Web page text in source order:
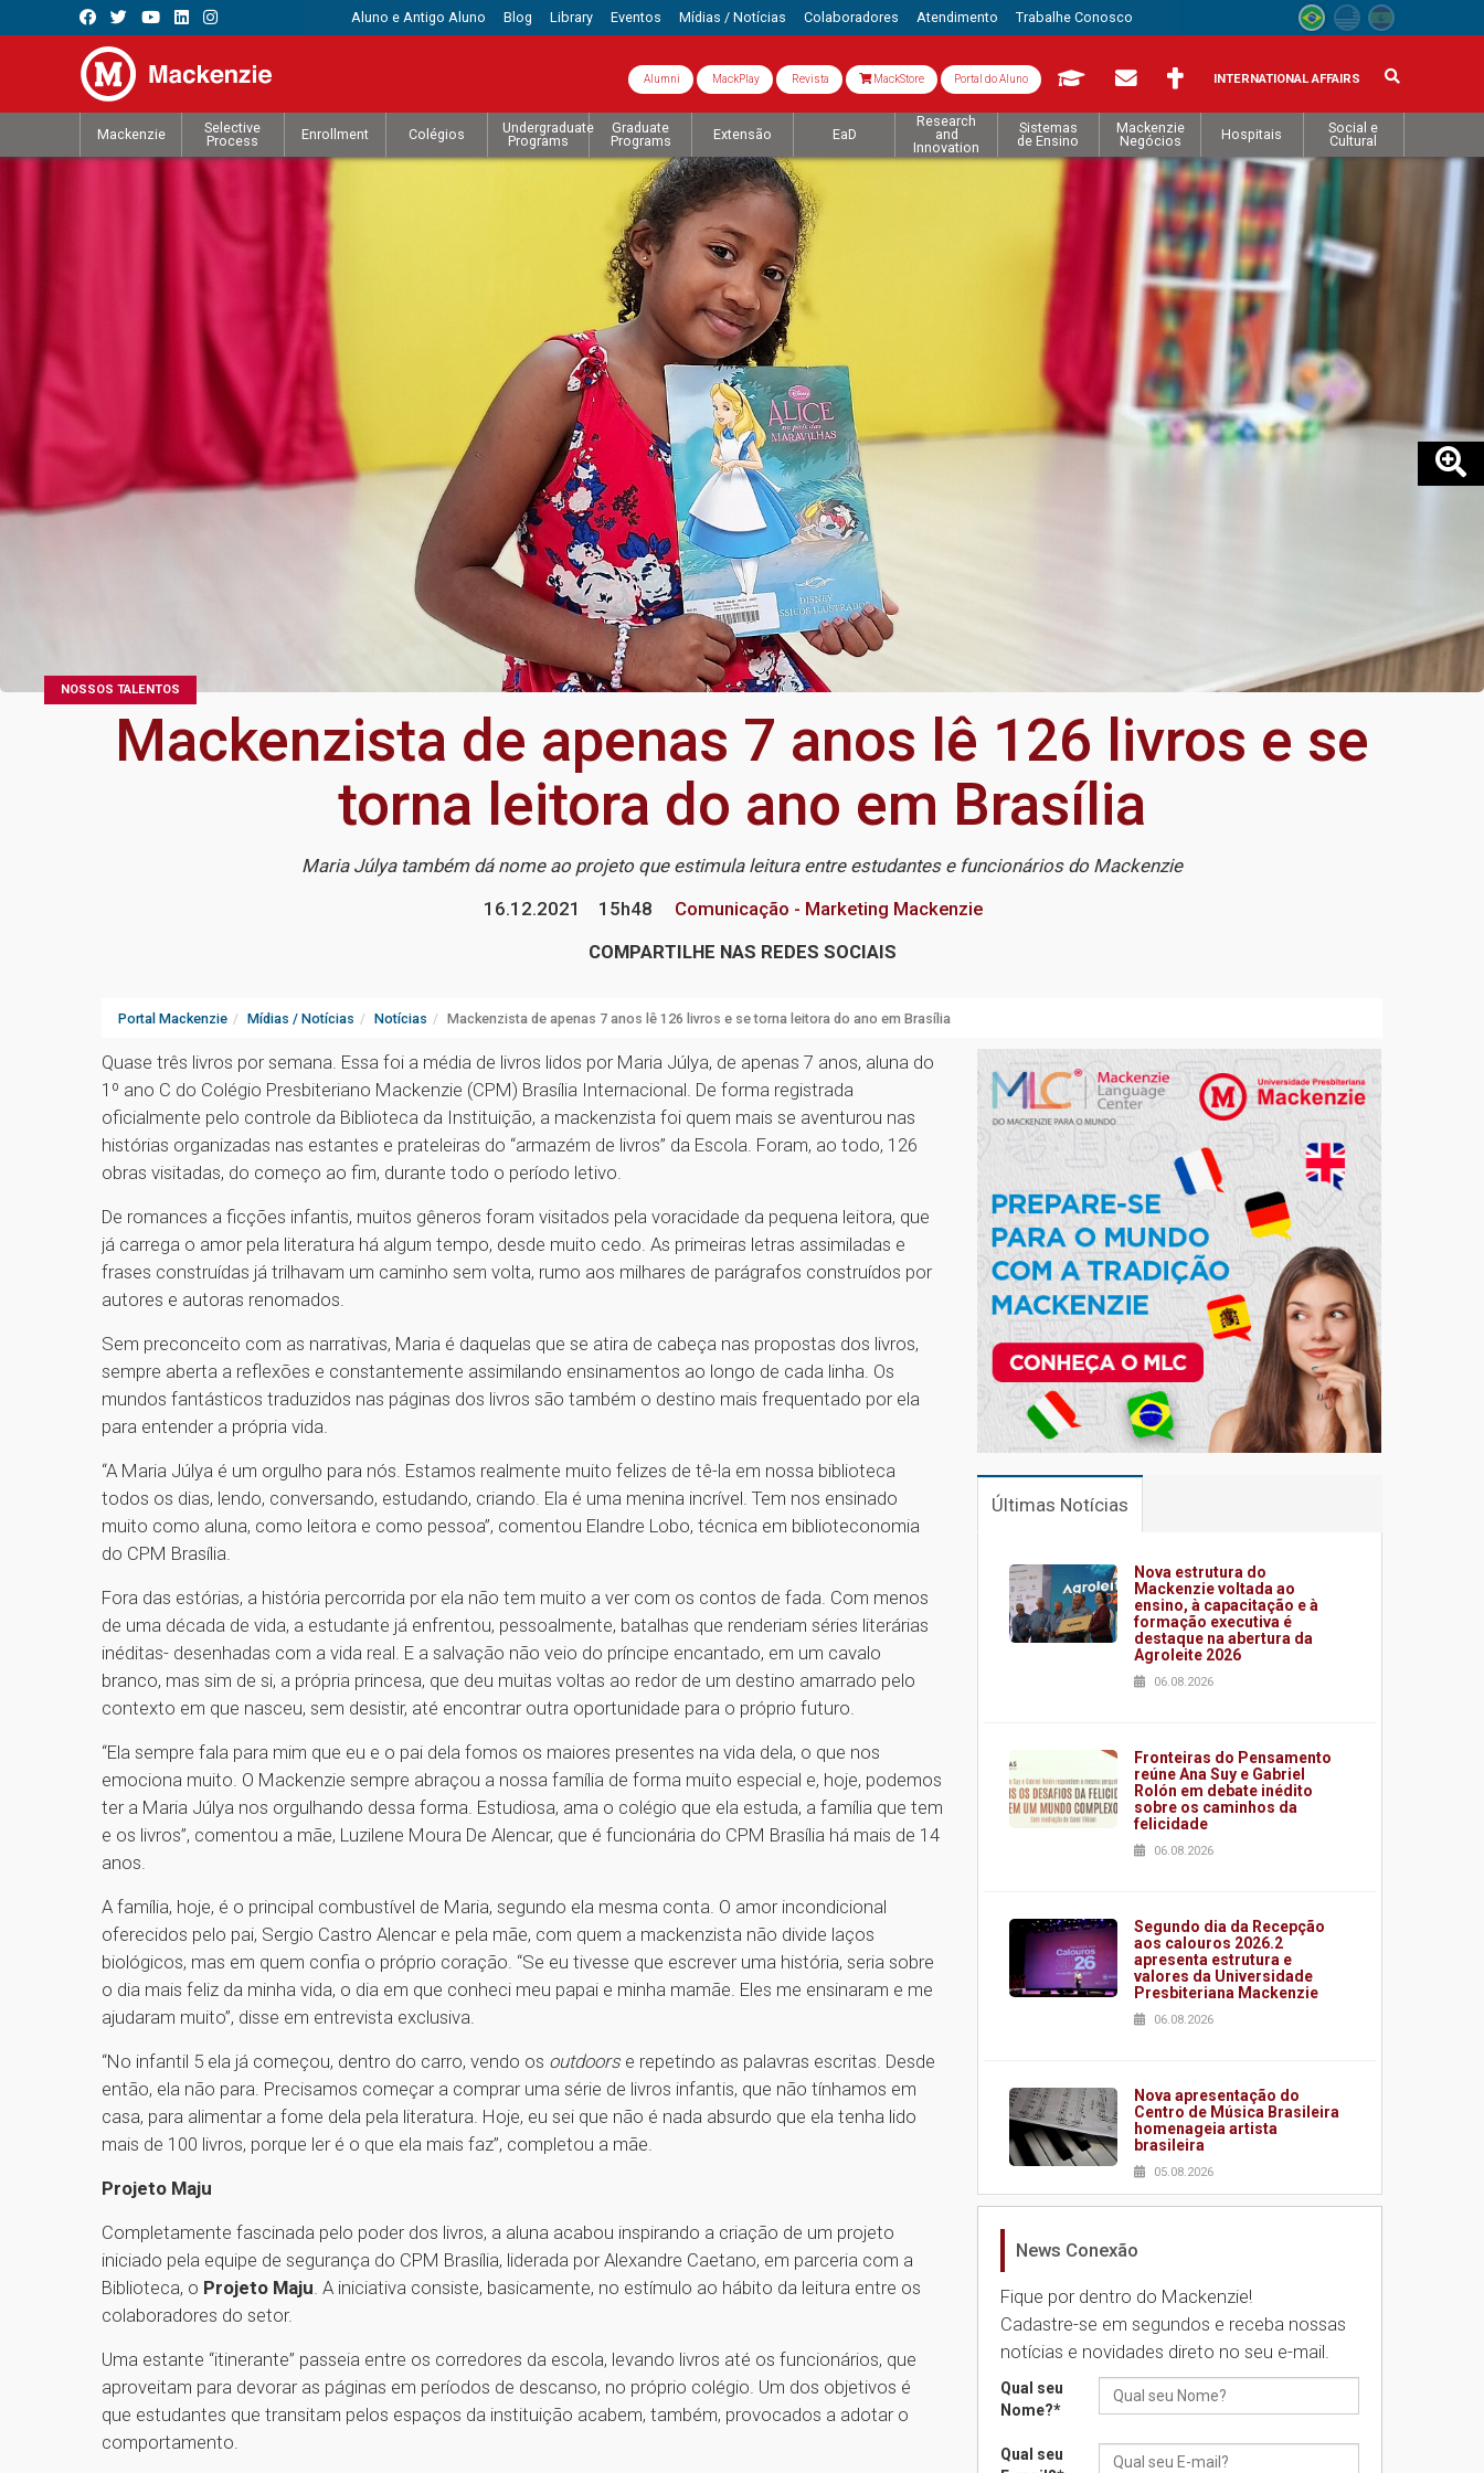
Aluno e Antigo Aluno Blog Library Eventos Mídias / Notícias Colaboradores Atendimento Trabalhe Conosco
Alumni MackPlay Revista MackStore Portal do Aluno INTERNATIONAL AFFAIRS
Mackenzie
Selective
Process
Enrollment Colégios
Undergraduate
Programs
Graduate
Programs
Extensão EaD
Research
and
Innovation
Sistemas
de Ensino
Mackenzie
Negócios
Hospitais
Social e
Cultural
NOSSOS TALENTOS
Mackenzista de apenas 7 anos lê 126 livros e se
torna leitora do ano em Brasília
Maria Júlya também dá nome ao projeto que estimula leitura entre estudantes e funcionários do Mackenzie
16.12.2021
15h48
Comunicação - Marketing Mackenzie
COMPARTILHE NAS REDES SOCIAIS
Portal Mackenzie Mídias / Notícias Notícias Mackenzista de apenas 7 anos lê 126 livros e se torna leitora do ano em Brasília
Quase três livros por semana. Essa foi a média de livros lidos por Maria Júlya, de apenas 7 anos, aluna do
1º ano C do Colégio Presbiteriano Mackenzie (CPM) Brasília Internacional. De forma registrada
oficialmente pelo controle da Biblioteca da Instituição, a mackenzista foi quem mais se aventurou nas
histórias organizadas nas estantes e prateleiras do “armazém de livros” da Escola. Foram, ao todo, 126
obras visitadas, do começo ao fim, durante todo o período letivo.
De romances a ficções infantis, muitos gêneros foram visitados pela voracidade da pequena leitora, que
já carrega o amor pela literatura há algum tempo, desde muito cedo. As primeiras letras assimiladas e
frases construídas já trilhavam um caminho sem volta, rumo aos milhares de parágrafos construídos por
autores e autoras renomados.
Sem preconceito com as narrativas, Maria é daquelas que se atira de cabeça nas propostas dos livros,
sempre aberta a reflexões e constantemente assimilando ensinamentos ao longo de cada linha. Os
mundos fantásticos traduzidos nas páginas dos livros são também o destino mais frequentado por ela
para entender a própria vida.
“A Maria Júlya é um orgulho para nós. Estamos realmente muito felizes de tê-la em nossa biblioteca
todos os dias, lendo, conversando, estudando, criando. Ela é uma menina incrível. Tem nos ensinado
muito como aluna, como leitora e como pessoa”, comentou Elandre Lobo, técnica em biblioteconomia
do CPM Brasília.
Fora das estórias, a história percorrida por ela não tem muito a ver com os contos de fada. Com menos
de uma década de vida, a estudante já enfrentou, pessoalmente, batalhas que renderiam séries literárias
inéditas- desenhadas com a vida real. E a salvação não veio do príncipe encantado, em um cavalo
branco, mas sim de si, a própria princesa, que deu muitas voltas ao redor de um destino amarrado pelo
contexto em que nasceu, sem desistir, até encontrar outra oportunidade para o próprio futuro.
“Ela sempre fala para mim que eu e o pai dela fomos os maiores presentes na vida dela, o que nos
emociona muito. O Mackenzie sempre abraçou a nossa família de forma muito especial e, hoje, podemos
ter a Maria Júlya nos orgulhando dessa forma. Estudiosa, ama o colégio que ela estuda, a família que tem
e os livros”, comentou a mãe, Luzilene Moura De Alencar, que é funcionária do CPM Brasília há mais de 14
anos.
A família, hoje, é o principal combustível de Maria, segundo ela mesma conta. O amor incondicional
oferecidos pelo pai, Sergio Castro Alencar e pela mãe, com quem a mackenzista não divide laços
biológicos, mas em quem confia o próprio coração. “Se eu tivesse que escrever uma história, seria sobre
o dia mais feliz da minha vida, o dia em que conheci meu papai e minha mamãe. Eles me ensinaram e me
ajudaram muito”, disse em entrevista exclusiva.
“No infantil 5 ela já começou, dentro do carro, vendo os outdoors e repetindo as palavras escritas. Desde
então, ela não para. Precisamos começar a comprar uma série de livros infantis, que não tínhamos em
casa, para alimentar a fome dela pela literatura. Hoje, eu sei que não é nada absurdo que ela tenha lido
mais de 100 livros, porque ler é o que ela mais faz”, completou a mãe.
Projeto Maju
Completamente fascinada pelo poder dos livros, a aluna acabou inspirando a criação de um projeto
iniciado pela equipe de segurança do CPM Brasília, liderada por Alexandre Caetano, em parceria com a
Biblioteca, o Projeto Maju. A iniciativa consiste, basicamente, no estímulo ao hábito da leitura entre os
colaboradores do setor.
Uma estante “itinerante” passeia entre os corredores da escola, levando livros até os funcionários, que
aproveitam para devorar as páginas em períodos de descanso, no próprio colégio. Um dos objetivos é
que estudantes que transitam pelos espaços da instituição acabem, também, provocados a adotar o
comportamento.
Últimas Notícias
Nova estrutura do
Mackenzie voltada ao
ensino, à capacitação e à
formação executiva é
destaque na abertura da
Agroleite 2026
06.08.2026
Fronteiras do Pensamento
reúne Ana Suy e Gabriel
Rolón em debate inédito
sobre os caminhos da
felicidade
06.08.2026
Segundo dia da Recepção
aos calouros 2026.2
apresenta estrutura e
valores da Universidade
Presbiteriana Mackenzie
06.08.2026
Nova apresentação do
Centro de Música Brasileira
homenageia artista
brasileira
05.08.2026
Universidade Mackenzie
Seminário discute desafios
das novas tecnologias em
sistemas solares
04.08.2026
News Conexão
Fique por dentro do Mackenzie!
Cadastre-se em segundos e receba nossas
notícias e novidades direto no seu e-mail.
Qual seu
Nome?*
Qual seu